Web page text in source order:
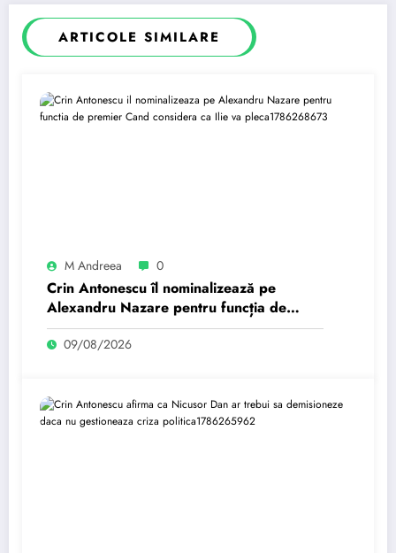
ARTICOLE SIMILARE
M Andreea 0
Crin Antonescu îl nominalizează pe
Alexandru Nazare pentru funcția de
premier. Când consideră că Ilie va
pleca…
09/08/2026